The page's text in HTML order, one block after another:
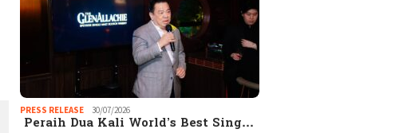
PRESS RELEASE 30/07/2026
Peraih Dua Kali World’s Best Sing…